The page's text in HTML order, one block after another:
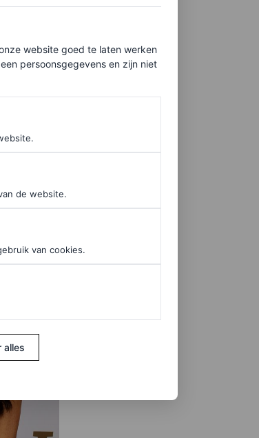
haar
website goed te laten werken
persoonsgegevens en zijn niet
de website.
van cookies.
alles